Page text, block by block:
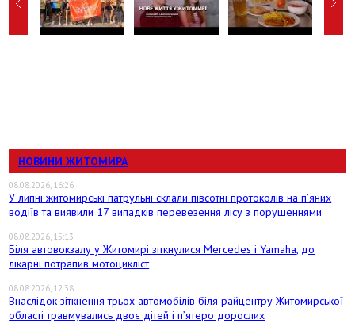
НОВИНИ ЖИТОМИРА
08.08.2026, 16:26
У липні житомирські патрульні склали півсотні протоколів на пʼяних
водіїв та виявили 17 випадків перевезення лісу з порушеннями
08.08.2026, 15:13
Біля автовокзалу у Житомирі зіткнулися Mercedes і Yamaha, до
лікарні потрапив мотоцикліст
08.08.2026, 12:38
Внаслідок зіткнення трьох автомобілів біля райцентру Житомирської
області травмувались двоє дітей і пʼятеро дорослих